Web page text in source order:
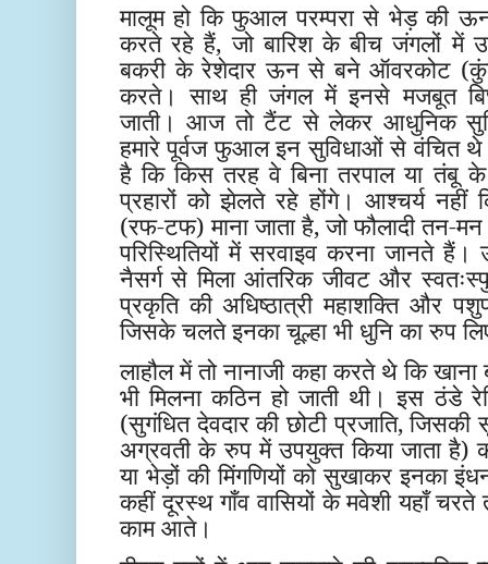
मालूम हो कि फुआल परम्परा से भेड़ की
करते रहे हैं, जो बारिश के बीच जंगलों
बकरी के रेशेदार ऊन से बने ऑवरकोट
करते। साथ ही जंगल में इनसे मजबूत
जाती। आज तो टैंट से लेकर आधुनिक
हमारे पूर्वज फुआल इन सुविधाओं से वंचित
है कि किस तरह वे बिना तरपाल या तंबू
प्रहारों को झेलते रहे होंगे। आश्चर्य
(रफ-टफ) माना जाता है, जो फौलादी तन-
परिस्थितियों में सरवाइव करना जानते हैं।
नैसर्ग से मिला आंतरिक जीवट और
प्रकृति की अधिष्ठात्री महाशक्ति और
जिसके चलते इनका चूल्हा भी धुनि का रुप
लाहौल में तो नानाजी कहा करते थे कि
भी मिलना कठिन हो जाती थी। इस ठंडे
(सुगंधित देवदार की छोटी प्रजाति, जिसकी
अग्रवती के रुप में उपयुक्त किया जाता है)
या भेड़ों की मिंगणियों को सुखाकर इनका
कहीं दूरस्थ गाँव वासियों के मवेशी यहाँ
काम आते।